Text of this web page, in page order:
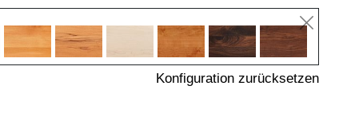
Konfiguration zurücksetzen